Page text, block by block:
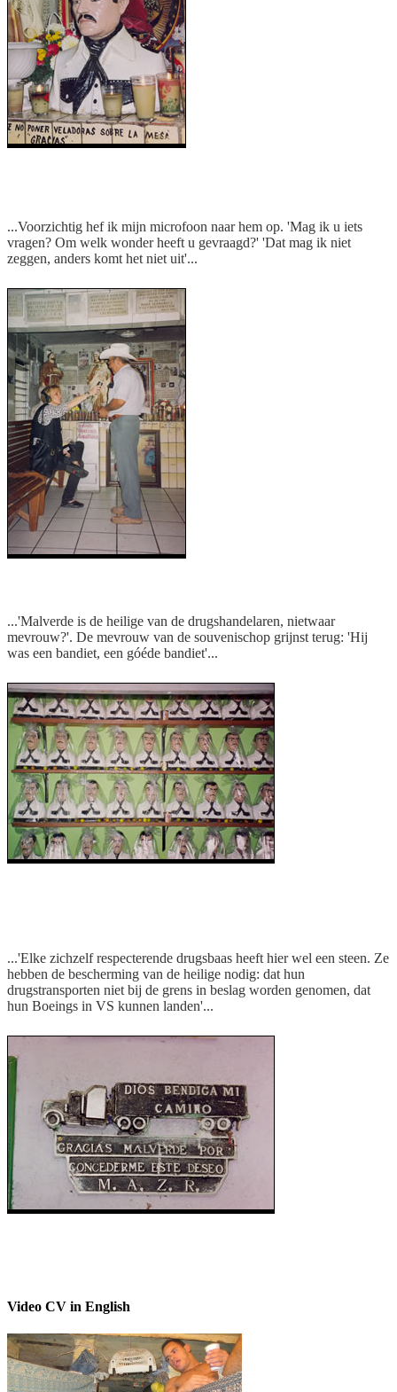
...Voorzichtig hef ik mijn microfoon naar hem op. 'Mag ik u iets
vragen? Om welk wonder heeft u gevraagd?' 'Dat mag ik niet
zeggen, anders komt het niet uit'...
...'Malverde is de heilige van de drugshandelaren, nietwaar
mevrouw?'. De mevrouw van de souvenischop grijnst terug: 'Hij
was een bandiet, een góéde bandiet'...
...'Elke zichzelf respecterende drugsbaas heeft hier wel een steen. Ze
hebben de bescherming van de heilige nodig: dat hun
drugstransporten niet bij de grens in beslag worden genomen, dat
hun Boeings in VS kunnen landen'...
Video CV in English